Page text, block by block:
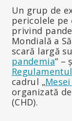
Un grup de
pericolele pe
privind
Mondială a
scară largă
pandemia” –
cadrul „
organizată
(CHD).